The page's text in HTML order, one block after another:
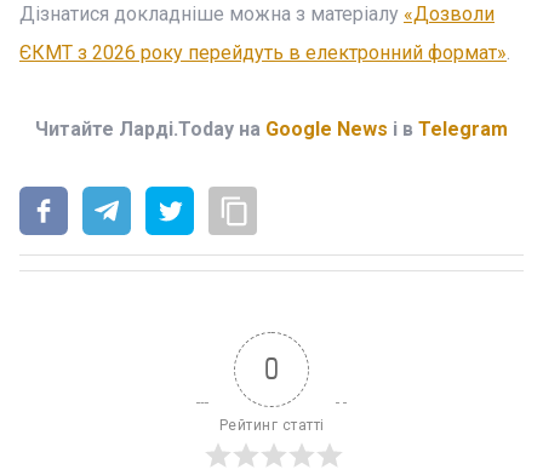
Дізнатися докладніше можна з матеріалу «Дозволи
ЄКМТ з 2026 року перейдуть в електронний формат».
Читайте Ларді.Today на Google News і в Telegram
0
Рейтинг статті